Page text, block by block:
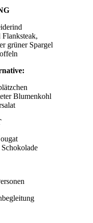
grüner Spargel
Blumenkohl